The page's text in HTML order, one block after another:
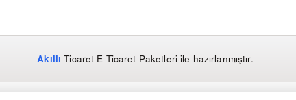
Akıllı Ticaret E-Ticaret Paketleriile hazırlanmıştır.